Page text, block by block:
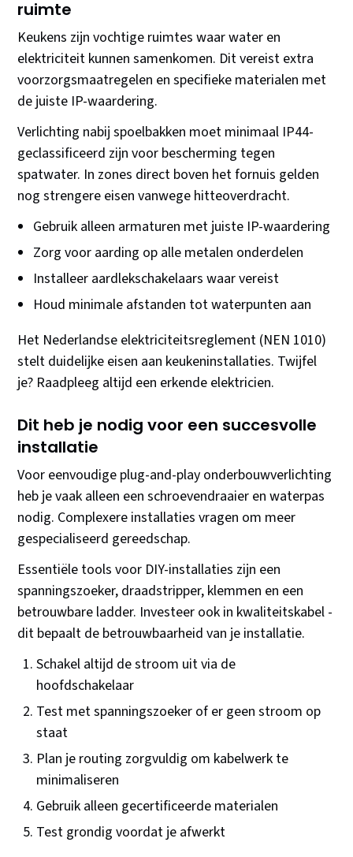
ruimte
Keukens zijn vochtige ruimtes waar water en
elektriciteit kunnen samenkomen. Dit vereist extra
voorzorgsmaatregelen en specifieke materialen met
de juiste IP-waardering.
Verlichting nabij spoelbakken moet minimaal IP44-
geclassificeerd zijn voor bescherming tegen
spatwater. In zones direct boven het fornuis gelden
nog strengere eisen vanwege hitteoverdracht.
Gebruik alleen armaturen met juiste IP-waardering
Zorg voor aarding op alle metalen onderdelen
Installeer aardlekschakelaars waar vereist
Houd minimale afstanden tot waterpunten aan
Het Nederlandse elektriciteitsreglement (NEN 1010)
stelt duidelijke eisen aan keukeninstallaties. Twijfel
je? Raadpleeg altijd een erkende elektricien.
Dit heb je nodig voor een succesvolle
installatie
Voor eenvoudige plug-and-play onderbouwverlichting
heb je vaak alleen een schroevendraaier en waterpas
nodig. Complexere installaties vragen om meer
gespecialiseerd gereedschap.
Essentiële tools voor DIY-installaties zijn een
spanningszoeker, draadstripper, klemmen en een
betrouwbare ladder. Investeer ook in kwaliteitskabel -
dit bepaalt de betrouwbaarheid van je installatie.
Schakel altijd de stroom uit via de
hoofdschakelaar
Test met spanningszoeker of er geen stroom op
staat
Plan je routing zorgvuldig om kabelwerk te
minimaliseren
Gebruik alleen gecertificeerde materialen
Test grondig voordat je afwerkt